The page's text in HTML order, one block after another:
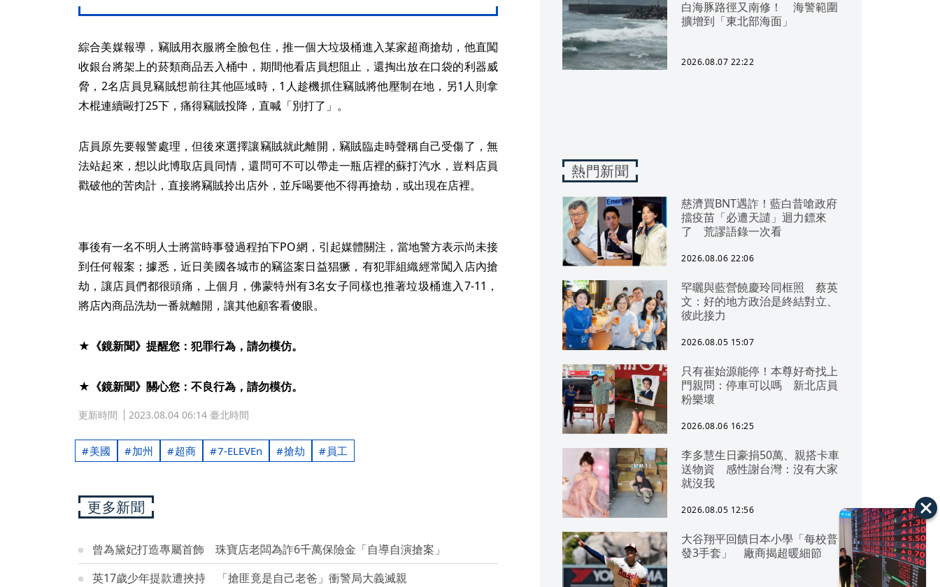
綜合美媒報導，竊賊用衣服將全臉包住，推一個大垃圾桶進入某家超商搶劫，他直闖
收銀台將架上的菸類商品丟入桶中，期間他看店員想阻止，還掏出放在口袋的利器威
脅，2名店員見竊賊想前往其他區域時，1人趁機抓住竊賊將他壓制在地，另1人則拿
木棍連續毆打25下，痛得竊賊投降，直喊「別打了」。
店員原先要報警處理，但後來選擇讓竊賊就此離開，竊賊臨走時聲稱自己受傷了，無
法站起來，想以此博取店員同情，還問可不可以帶走一瓶店裡的蘇打汽水，豈料店員
戳破他的苦肉計，直接將竊賊拎出店外，並斥喝要他不得再搶劫，或出現在店裡。
事後有一名不明人士將當時事發過程拍下PO網，引起媒體關注，當地警方表示尚未接
到任何報案；據悉，近日美國各城市的竊盜案日益猖獗，有犯罪組織經常闖入店內搶
劫，讓店員們都很頭痛，上個月，佛蒙特州有3名女子同樣也推著垃圾桶進入7-11，
將店內商品洗劫一番就離開，讓其他顧客看傻眼。
★《鏡新聞》提醒您：犯罪行為，請勿模仿。
★《鏡新聞》關心您：不良行為，請勿模仿。
更新時間 2023.08.04 06:14 臺北時間
美國 加州 超商 7-ELEVEn 搶劫 員工
更多新聞
曾為黛妃打造專屬首飾 珠寶店老闆為詐6千萬保險金「自導自演搶案」
英17歲少年提款遭挾持 「搶匪竟是自己老爸」衝警局大義滅親
白海豚路徑又南修！ 海警範圍
擴增到「東北部海面」
2026.08.07 22:22
熱門新聞
慈濟買BNT遇詐！藍白昔嗆政府
擋疫苗「必遭天譴」迴力鏢來
了 荒謬語錄一次看
2026.08.06 22:06
罕曬與藍營饒慶玲同框照 蔡英
文：好的地方政治是終結對立、
彼此接力
2026.08.05 15:07
只有崔始源能停！本尊好奇找上
門親問：停車可以嗎 新北店員
粉樂壞
2026.08.06 16:25
李多慧生日豪捐50萬、親搭卡車
送物資 感性謝台灣：沒有大家
就沒我
2026.08.05 12:56
大谷翔平回饋日本小學「每校普
發3手套」 廠商揭超暖細節